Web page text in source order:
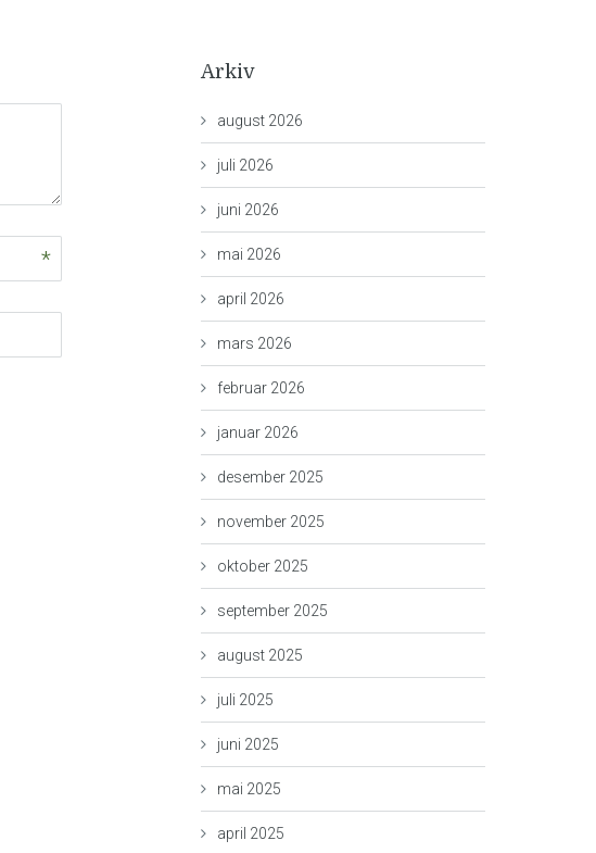
Arkiv
august 2026
juli 2026
juni 2026
mai 2026
april 2026
mars 2026
februar 2026
januar 2026
desember 2025
november 2025
oktober 2025
september 2025
august 2025
juli 2025
juni 2025
mai 2025
april 2025